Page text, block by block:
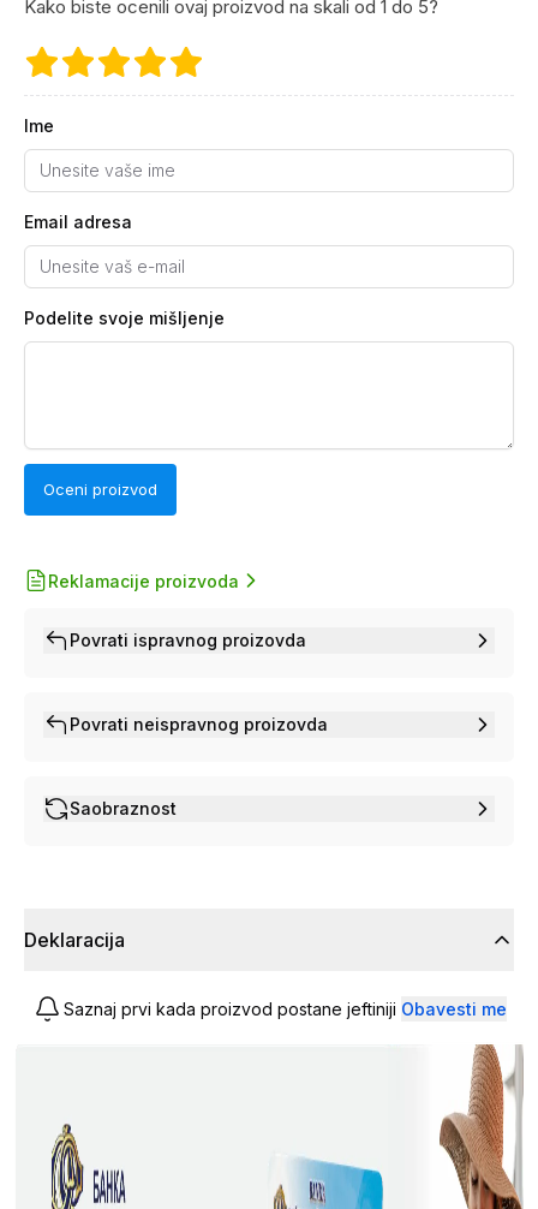
Kako biste ocenili ovaj proizvod na skali od 1 do 5?
Ime
Email adresa
Podelite svoje mišljenje
Oceni proizvod
Reklamacije proizvoda
Povrati ispravnog proizovda
Povrati neispravnog proizovda
Saobraznost
Deklaracija
Saznaj prvi kada proizvod postane jeftiniji Obavesti me